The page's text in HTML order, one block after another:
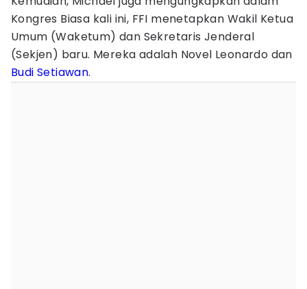
Kongres Biasa kali ini, FFI menetapkan Wakil Ketua
Umum (Waketum) dan Sekretaris Jenderal
(Sekjen) baru. Mereka adalah Novel Leonardo dan
Budi Setiawan.